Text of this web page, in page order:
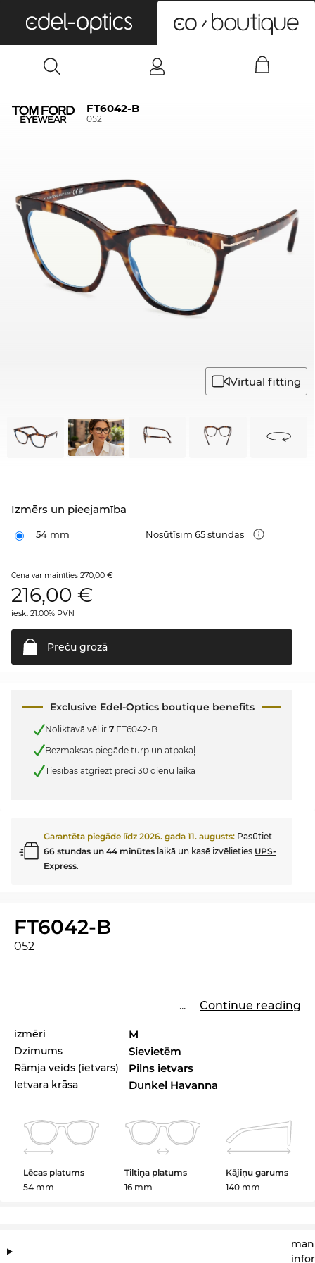
FT6042-B
052
Virtual fitting
Izmērs un pieejamība
54 mm Nosūtīsim 65 stundas
Cena var mainīties 270,00 €
216,00 €
iesk. 21.00% PVN
Preču grozā
Exclusive Edel-Optics boutique benefits
Noliktavā vēl ir 7 FT6042-B.
Bezmaksas piegāde turp un atpakaļ
Tiesības atgriezt preci 30 dienu laikā
Garantēta piegāde līdz 2026. gada 11. augusts: Pasūtiet
66 stundas un 44 minūtes laikā un kasē izvēlieties UPS-
Express.
FT6042-B
052
... Continue reading
izmēri M
Dzimums Sievietēm
Rāmja veids (ietvars) Pilns ietvars
Ietvara krāsa Dunkel Havanna
Lēcas platums
54 mm
Tiltiņa platums
16 mm
Kājiņu garums
140 mm